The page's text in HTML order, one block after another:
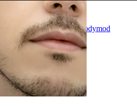
& KonditionenKontaktBodymod
Bewertungen
Informationen zur
Zahlung Mein